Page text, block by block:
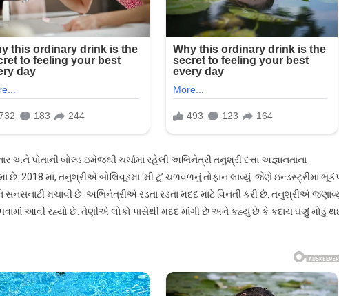
અને પોતાની બોલ્ડ ઇમેજથી ચર્ચામાં રહેલી અભિનેત્રી તનુશ્રી દત્તા અજ્ઞાનતાના
2018 માં, તનુશ્રીએ બોલિવૂડમાં ‘મી ટૂ’ ચળવળનું તોફાન લાવ્યું. જેણે ઇન્ડસ્ટ્રીમાં
સનસનાટી મચાવી છે. અભિનેત્રીએ રડતા રડતા મદદ માટે વિનંતી કરી છે. તનુશ્રીએ
આવી રહ્યો છે. તેણીએ લોકો પાસેથી મદદ માંગી છે અને કહ્યું છે કે કદાચ ઘણું મોડું